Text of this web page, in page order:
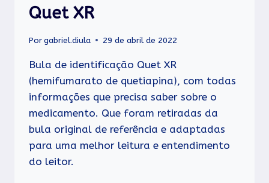
Quet XR
Porgabriel.diula 29 de abril de 2022
Bula de identificação Quet XR
(hemifumarato de quetiapina), com todas
informações que precisa saber sobre o
medicamento. Que foram retiradas da
bula original de referência e adaptadas
para uma melhor leitura e entendimento
do leitor.